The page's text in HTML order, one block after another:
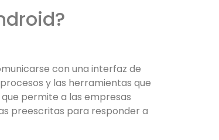
con una interfaz de
y las herramientas que
permite a las empresas
preescritas para responder a